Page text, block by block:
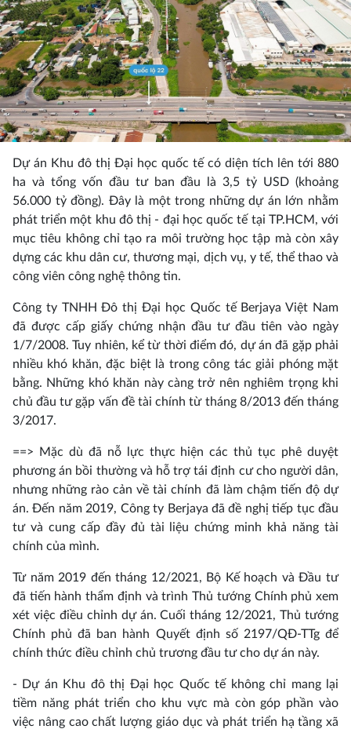
Dự án Khu đô thị Đại học quốc tế có diện tích lên tới 880
ha và tổng vốn đầu tư ban đầu là 3,5 tỷ USD (khoảng
56.000 tỷ đồng). Đây là một trong những dự án lớn nhằm
phát triển một khu đô thị - đại học quốc tế tại TP.HCM, với
mục tiêu không chỉ tạo ra môi trường học tập mà còn xây
dựng các khu dân cư, thương mại, dịch vụ, y tế, thể thao và
công viên công nghệ thông tin.
Công ty TNHH Đô thị Đại học Quốc tế Berjaya Việt Nam
đã được cấp giấy chứng nhận đầu tư đầu tiên vào ngày
1/7/2008. Tuy nhiên, kể từ thời điểm đó, dự án đã gặp phải
nhiều khó khăn, đặc biệt là trong công tác giải phóng mặt
bằng. Những khó khăn này càng trở nên nghiêm trọng khi
chủ đầu tư gặp vấn đề tài chính từ tháng 8/2013 đến tháng
3/2017.
==> Mặc dù đã nỗ lực thực hiện các thủ tục phê duyệt
phương án bồi thường và hỗ trợ tái định cư cho người dân,
nhưng những rào cản về tài chính đã làm chậm tiến độ dự
án. Đến năm 2019, Công ty Berjaya đã đề nghị tiếp tục đầu
tư và cung cấp đầy đủ tài liệu chứng minh khả năng tài
chính của mình.
Từ năm 2019 đến tháng 12/2021, Bộ Kế hoạch và Đầu tư
đã tiến hành thẩm định và trình Thủ tướng Chính phủ xem
xét việc điều chỉnh dự án. Cuối tháng 12/2021, Thủ tướng
Chính phủ đã ban hành Quyết định số 2197/QĐ-TTg để
chính thức điều chỉnh chủ trương đầu tư cho dự án này.
- Dự án Khu đô thị Đại học Quốc tế không chỉ mang lại
tiềm năng phát triển cho khu vực mà còn góp phần vào
việc nâng cao chất lượng giáo dục và phát triển hạ tầng xã